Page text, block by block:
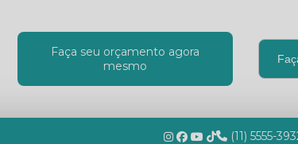
Faça seu orçamento agora
mesmo
(11) 5555-